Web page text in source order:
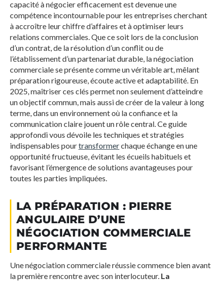
capacité à négocier efficacement est devenue une
compétence incontournable pour les entreprises cherchant
à accroître leur chiffre d’affaires et à optimiser leurs
relations commerciales. Que ce soit lors de la conclusion
d’un contrat, de la résolution d’un conflit ou de
l’établissement d’un partenariat durable, la négociation
commerciale se présente comme un véritable art, mêlant
préparation rigoureuse, écoute active et adaptabilité. En
2025, maîtriser ces clés permet non seulement d’atteindre
un objectif commun, mais aussi de créer de la valeur à long
terme, dans un environnement où la confiance et la
communication claire jouent un rôle central. Ce guide
approfondi vous dévoile les techniques et stratégies
indispensables pourtransformerchaque échange en une
opportunité fructueuse, évitant les écueils habituels et
favorisant l’émergence de solutions avantageuses pour
toutes les parties impliquées.
LA PRÉPARATION : PIERRE
ANGULAIRE D’UNE
NÉGOCIATION COMMERCIALE
PERFORMANTE
Une négociation commerciale réussie commence bien avant
la première rencontre avec son interlocuteur. La